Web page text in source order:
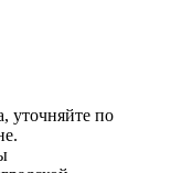
уточняйте по